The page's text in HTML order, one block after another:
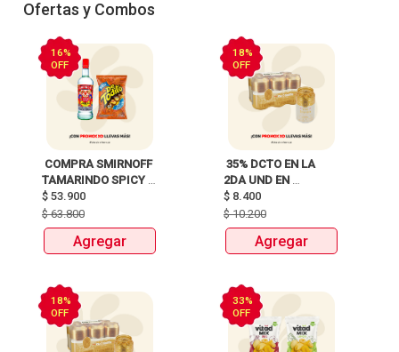
Ofertas y Combos
16%
OFF
COMPRA SMIRNOFF
TAMARINDO SPICY
X750ml Y LLEVATE
DETODITO 165GR o
150GR
$ 53.900
$63.800
Agregar
18%
OFF
35% DCTO EN LA
2DA UND EN
CERVEZA CLUB
COLOMBIA LATA
X330ml
$ 8.400
$10.200
Agregar
18%
OFF
33%
OFF